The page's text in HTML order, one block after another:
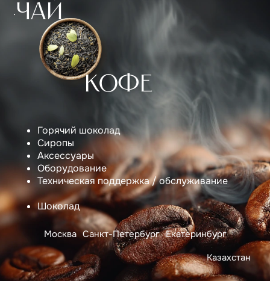
.ЧАЙ
КОФЕ
Горячий шоколад
Сиропы
Аксессуары
Оборудование
Техническая поддержка / обслуживание
Шоколад
Москва Санкт-Петербург Екатеринбург
Казахстан